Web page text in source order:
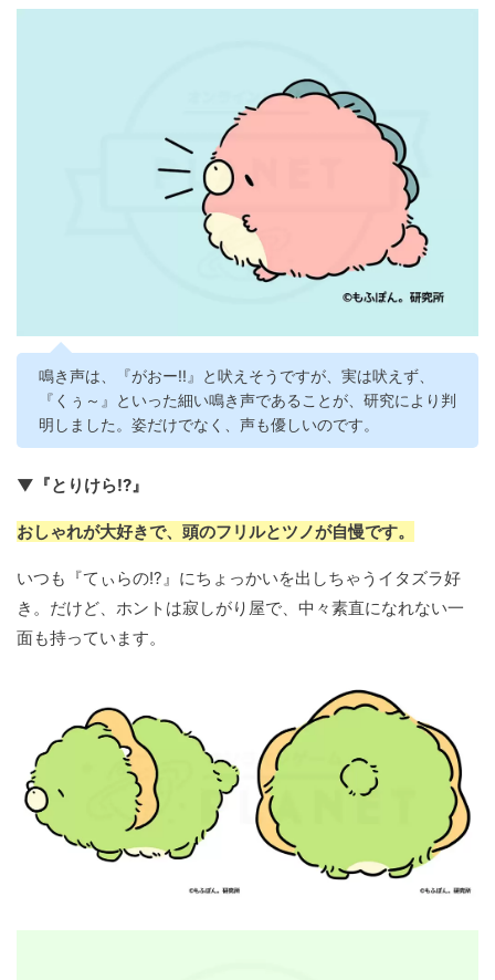
鳴き声は、『がおー!!』と吠えそうですが、実は吠えず、
『くぅ～』といった細い鳴き声であることが、研究により判
明しました。姿だけでなく、声も優しいのです。
▼『とりけら!?』
おしゃれが大好きで、頭のフリルとツノが自慢です。
いつも『てぃらの!?』にちょっかいを出しちゃうイタズラ好
き。だけど、ホントは寂しがり屋で、中々素直になれない一
面も持っています。